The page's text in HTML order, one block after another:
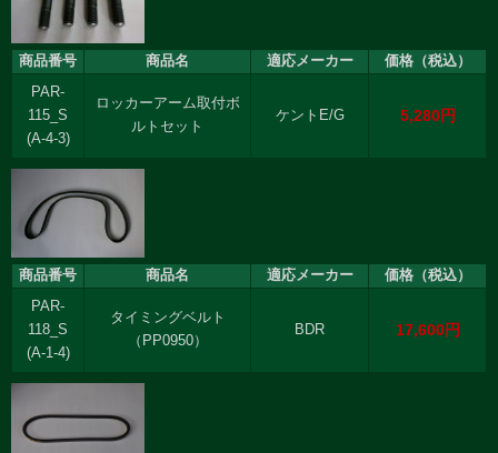
商品番号 商品名 適応メーカー
価格（税込）
PAR-
115_S
(A-4-3)
ロッカーアーム取付ボ
ルトセット
ケントE/G 5,280円
商品番号 商品名 適応メーカー
価格（税込）
PAR-
118_S
(A-1-4)
タイミングベルト
（PP0950）
BDR 17,600円